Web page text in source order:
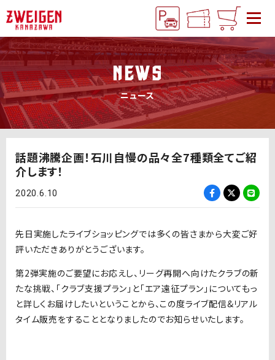
NEWS
ニュース
話題沸騰企画！石川自慢の品々全7種類全てご紹
介します！
2020.6.10
先日実施したライブショッピングでは多くの皆さまから大変ご好
評いただきありがとうございます。
第2弾実施のご要望にお応えし、リーグ再開へ向けたクラブの新
たな挑戦、「クラブ支援プラン」と「エア遠征プラン」についてもっ
と詳しくお届けしたいということから、この度ライブ配信&リアル
タイム販売をすることとなりましたのでお知らせいたします。